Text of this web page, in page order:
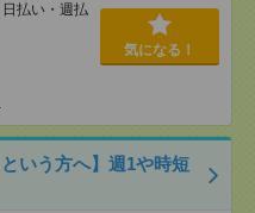
払い・週払
気になる！
いう方へ】週1や時短